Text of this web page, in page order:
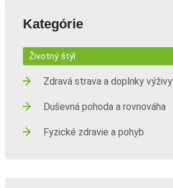
Kategórie
Životný štýl
Zdravá strava a doplnky výživy
Duševná pohoda a rovnováha
Fyzické zdravie a pohyb